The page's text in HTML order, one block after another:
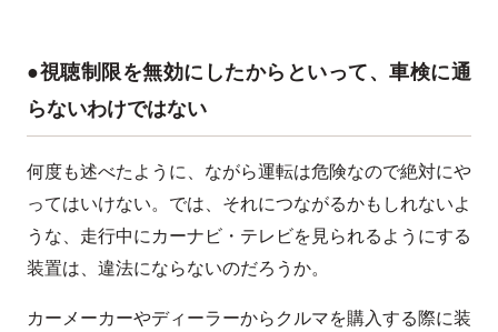
●視聴制限を無効にしたからといって、車検に通
らないわけではない
何度も述べたように、ながら運転は危険なので絶対にや
ってはいけない。では、それにつながるかもしれないよ
うな、走行中にカーナビ・テレビを見られるようにする
装置は、違法にならないのだろうか。
カーメーカーやディーラーからクルマを購入する際に装